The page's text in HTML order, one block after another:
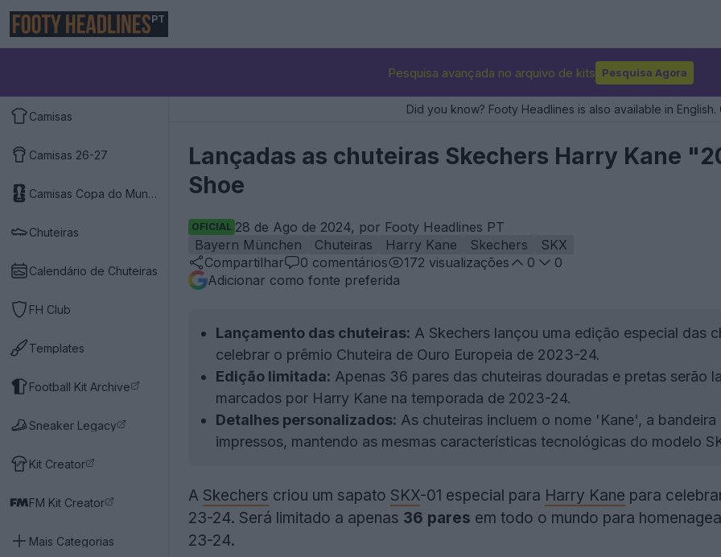
PT
Pesquisa avançada no arquivo de kits Pesquisa Agora
Camisas
Camisas 26-27
Camisas Copa do Mundo 2026
Chuteiras
Calendário de Chuteiras
FH Club
Templates
Football Kit Archive
Sneaker Legacy
Kit Creator
FM Kit Creator
Mais Categorias
Did you know? Footy Headlines is also available in
Lançadas as chuteiras Skechers Harry Kane
Shoe
OFICIAL 28 de Ago de 2024, por Footy Headlines PT
Bayern München
Chuteiras Harry Kane Skechers
SKX
Compartilhar
0 comentários 172 visualizações 0
0
Adicionar como fonte preferida
Lançamento das chuteiras: A Skechers lançou uma edição especial das
celebrar o prêmio Chuteira de Ouro Europeia de 2023-24.
Edição limitada: Apenas 36 pares das chuteiras douradas e pretas serão
marcados por Harry Kane na temporada de 2023-24.
Detalhes personalizados: As chuteiras incluem o nome 'Kane', a
impressos, mantendo as mesmas características tecnológicas do modelo
A Skechers criou um sapato SKX-01 especial para Harry Kane para
23-24. Será limitado a apenas 36 pares em todo o mundo para
23-24.